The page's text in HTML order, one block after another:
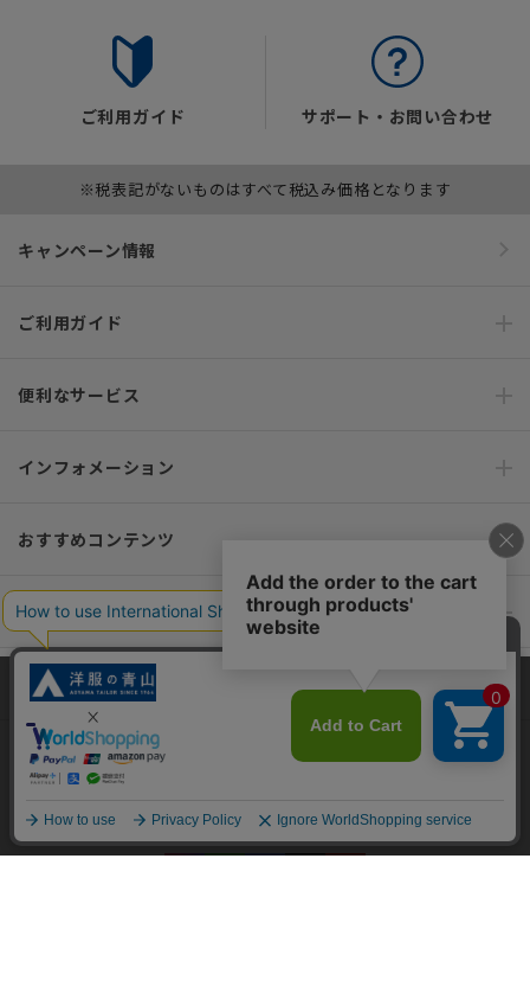
ご利用ガイド サポート・お問い合わせ
※税表記がないものはすべて税込み価格となります
キャンペーン情報
ご利用ガイド
便利なサービス
インフォメーション
おすすめコンテンツ
ポリシー・企業情報
オーダースーツなら SHITATE
OFFICIAL SNS
当サイトでは、快適な閲覧体験とコンテンツ改善のためにCookieを使用
しています。閲覧を続けることで、Cookieの使用に同意したものとみな
します。詳細については
同意して閉じる